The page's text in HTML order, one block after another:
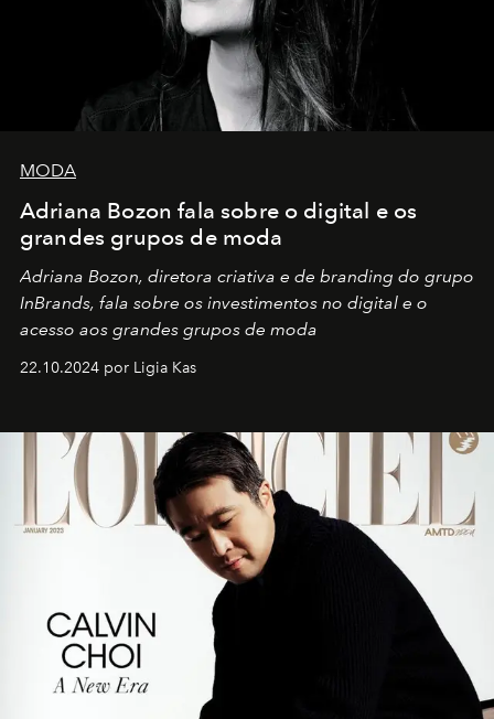
MODA
Adriana Bozon fala sobre o digital e os
grandes grupos de moda
Adriana Bozon, diretora criativa e de branding do grupo
InBrands, fala sobre os investimentos no digital e o
acesso aos grandes grupos de moda
22.10.2024 por Ligia Kas